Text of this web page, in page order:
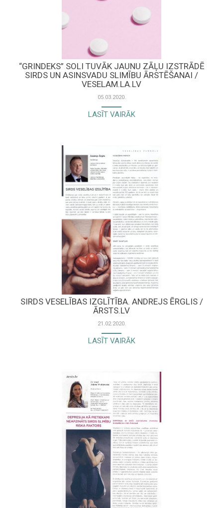
“GRINDEKS” SOLI TUVĀK JAUNU ZĀĻU IZSTRĀDĒ
SIRDS UN ASINSVADU SLIMĪBU ĀRSTĒŠANAI /
VESELAM.LA.LV
05.03.2020.
LASĪT VAIRĀK
SIRDS VESELĪBAS IZGLĪTĪBA. ANDREJS ĒRGLIS /
ĀRSTS.LV
21.02.2020.
LASĪT VAIRĀK